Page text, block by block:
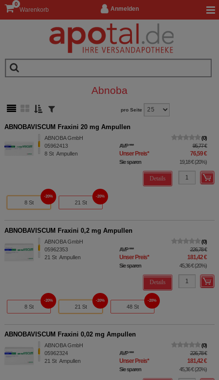
Anmelden
Warenkorb
0
Abnoba
pro Seite
ABNOBAVISCUM Fraxini 20 mg Ampullen
ABNOBA GmbH
05962413
8 St Ampullen
0
AVP*** 95,77 €
Unser Preis* 76,59 €
Sie sparen 19,18 €(20%)
Details
8 St
20%
21 St
20%
ABNOBAVISCUM Fraxini 0,2 mg Ampullen
ABNOBA GmbH
05962353
21 St Ampullen
0
AVP*** 226,78 €
Unser Preis* 181,42 €
Sie sparen 45,36 €(20%)
Details
8 St
20%
21 St
20%
48 St
20%
ABNOBAVISCUM Fraxini 0,02 mg Ampullen
ABNOBA GmbH
05962324
21 St Ampullen
0
AVP*** 226,78 €
Unser Preis* 181,42 €
Sie sparen 45,36 €(20%)